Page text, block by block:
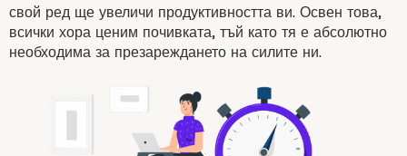
свой ред ще увеличи продуктивността ви. Освен това,
всички хора ценим почивката, тъй като тя е абсолютно
необходима за презареждането на силите ни.